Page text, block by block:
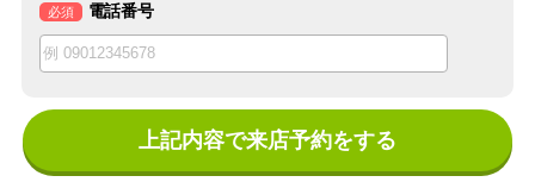
必須 電話番号
上記内容で来店予約をする